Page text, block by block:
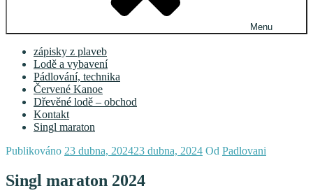
Menu
zápisky z plaveb
Lodě a vybavení
Pádlování, technika
Červené Kanoe
Dřevěné lodě – obchod
Kontakt
Singl maraton
Publikováno 23 dubna, 202423 dubna, 2024 Od Padlovani
Singl maraton 2024